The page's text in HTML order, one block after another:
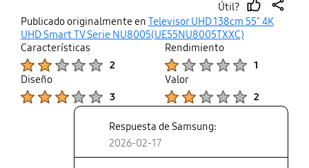
Útil?
thumbshare
Publicado originalmente en Televisor UHD 138cm 55" 4K
UHD Smart TV Serie NU8005(UE55NU8005TXXC)
Características
2
Rendimiento
1
Diseño
3
Valor
2
Respuesta de Samsung:
2026-02-17